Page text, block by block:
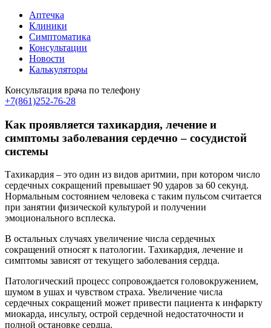
Аптечка
Клиники
Симптоматика
Консультации
Новости
Калькуляторы
Консультация врача по телефону
+7(861)252-76-28
Как проявляется тахикардия, лечение и
симптомы заболевания сердечно – сосудистой
системы
Тахикардия – это один из видов аритмии, при котором число
сердечных сокращений превышает 90 ударов за 60 секунд.
Нормальным состоянием человека с таким пульсом считается
при занятии физической культурой и получении
эмоционального всплеска.
В остальных случаях увеличение числа сердечных
сокращений относят к патологии. Тахикардия, лечение и
симптомы зависят от текущего заболевания сердца.
Патологический процесс сопровождается головокружением,
шумом в ушах и чувством страха. Увеличение числа
сердечных сокращений может привести пациента к инфаркту
миокарда, инсульту, острой сердечной недостаточности и
полной остановке сердца.